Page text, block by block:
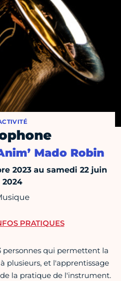
Mado Robin
2023 au samedi 22 juin
2024
personnes qui permettent la
plusieurs, et l'apprentissage
la pratique de l'instrument.
PRATIQUES